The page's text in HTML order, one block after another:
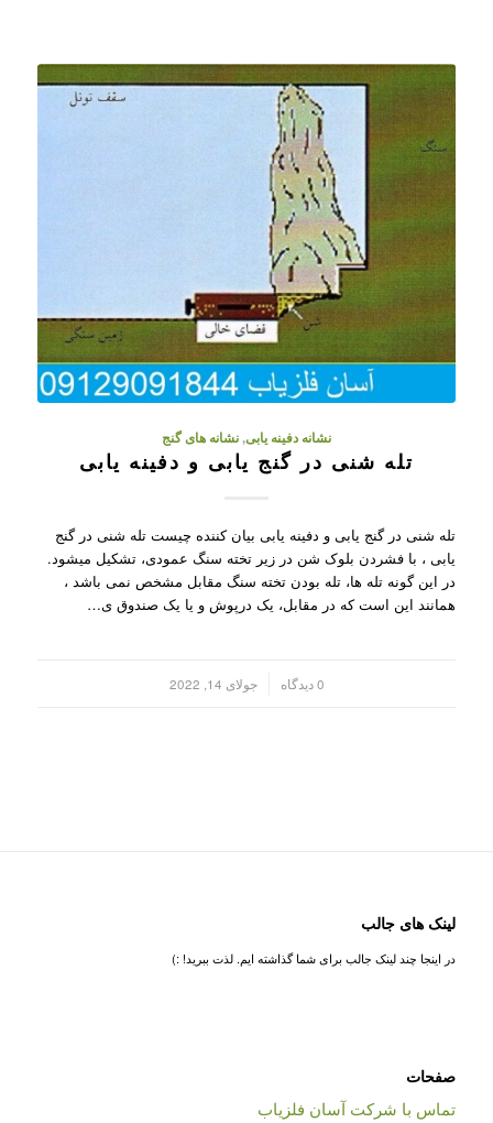
نشانه دفینه یابی,نشانه های گنج
تله شنی در گنج یابی و دفینه یابی
تله شنی در گنج یابی و دفینه یابی بیان کننده چیست تله شنی در گنج
یابی ، با فشردن بلوک شن در زیر تخته سنگ عمودی، تشکیل میشود.
در این گونه تله ها، تله بودن تخته سنگ مقابل مشخص نمی باشد ،
همانند این است که در مقابل، یک درپوش و یا یک صندوق ی…
0 دیدگاه جولای 14, 2022
لینک های جالب
در اینجا چند لینک جالب برای شما گذاشته ایم. لذت ببرید! :)
صفحات
تماس با شرکت آسان فلزیاب